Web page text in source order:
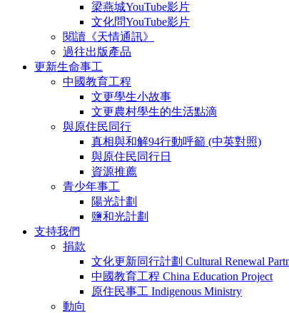
梁燕城YouTube影片
文化問YouTube影片
閱讀《天情通訊》
過往出版產品
更新生命事工
中國教育工程
文更學生小故事
文更農村學生的生活點滴
與原住民同行
真相與和解94行動呼籲 (中英對照)
與原住民同行日
資源推薦
青少年事工
陽光計劃
鹽和光計劃
支持我們
捐款
文化更新同行計劃 Cultural Renewal
中國教育工程 China Education Project
原住民事工 Indigenous Ministry
動向